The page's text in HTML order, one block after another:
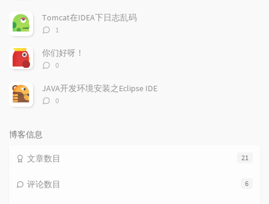
数：
Tomcat在IDEA下日志乱码
评
数：
1
你们好呀！
评
数：
0
JAVA开发环境安装之Eclipse IDE
评
0
博客信息
21
文章数目
6
评论数目